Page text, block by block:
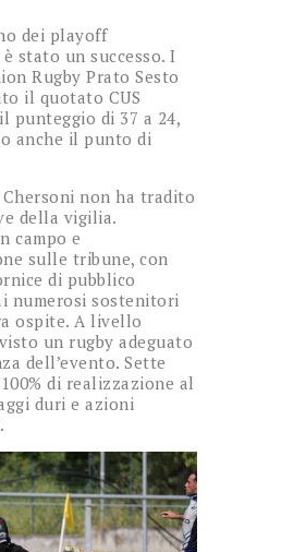
dei playoff
stato un successo. I
Rugby Prato Sesto
il quotato CUS
punteggio di 37 a 24,
anche il punto di
non ha tradito
della vigilia.
campo e
sulle tribune, con
di pubblico
numerosi sostenitori
ospite. A livello
un rugby adeguato
dell’evento. Sette
di realizzazione al
duri e azioni